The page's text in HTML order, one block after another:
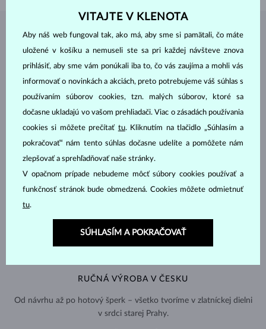
ŠPERKY ZATELIÉRU KLENOTA
RUČNÁ VÝROBA V ČESKU
Od návrhu až po hotový šperk – všetko tvoríme v zlatníckej dielni
v srdci starej Prahy.
VITAJTE V KLENOTA
Aby náš web fungoval tak, ako má, aby sme si pamätali, čo máte
uložené v košíku a nemuseli ste sa pri každej návšteve znova
prihlásiť, aby sme vám ponúkali iba to, čo vás zaujíma a mohli vás
informovať o novinkách a akciách, preto potrebujeme váš súhlas s
používaním súborov cookies, tzn. malých súborov, ktoré sa
dočasne ukladajú vo vašom prehliadači. Viac o zásadách používania
cookies si môžete prečítať tu. Kliknutím na tlačidlo „Súhlasím a
pokračovať“ nám tento súhlas dočasne udelíte a pomôžete nám
zlepšovať a sprehľadňovať naše stránky.
V opačnom prípade nebudeme môcť súbory cookies používať a
funkčnosť stránok bude obmedzená. Cookies môžete odmietnuť
tu.
SÚHLASÍM A POKRAČOVAŤ